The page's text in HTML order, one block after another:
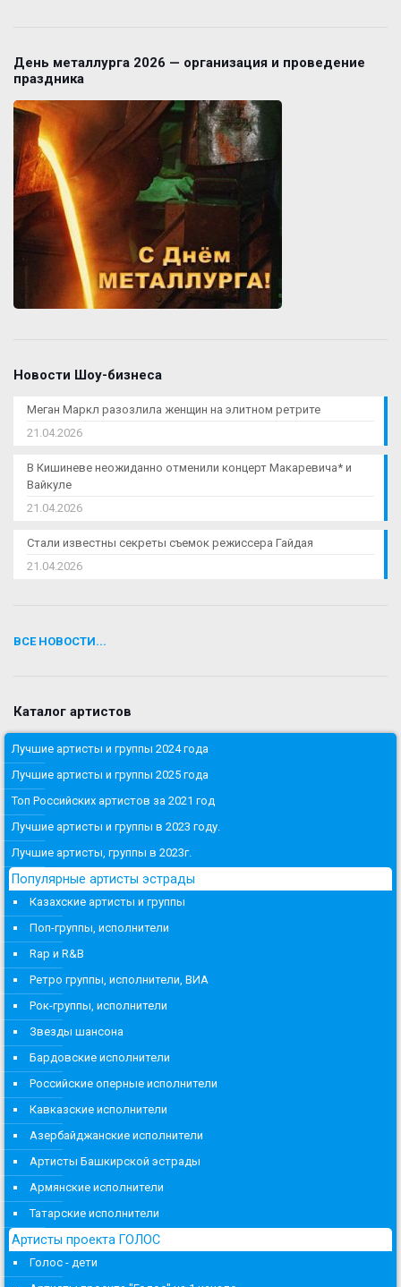
День металлурга 2026 — организация и проведение
праздника
Новости Шоу-бизнеса
Меган Маркл разозлила женщин на элитном ретрите
21.04.2026
В Кишиневе неожиданно отменили концерт Макаревича* и
Вайкуле
21.04.2026
Стали известны секреты съемок режиссера Гайдая
21.04.2026
ВСЕ НОВОСТИ...
Каталог артистов
Лучшие артисты и группы 2024 года
Лучшие артисты и группы 2025 года
Топ Российских артистов за 2021 год
Лучшие артисты и группы в 2023 году.
Лучшие артисты, группы в 2023г.
Популярные артисты эстрады
Казахские артисты и группы
Поп-группы, исполнители
Rap и R&B
Ретро группы, исполнители, ВИА
Рок-группы, исполнители
Звезды шансона
Бардовские исполнители
Российские оперные исполнители
Кавказские исполнители
Азербайджанские исполнители
Артисты Башкирской эстрады
Армянские исполнители
Татарские исполнители
Артисты проекта ГОЛОС
Голос - дети